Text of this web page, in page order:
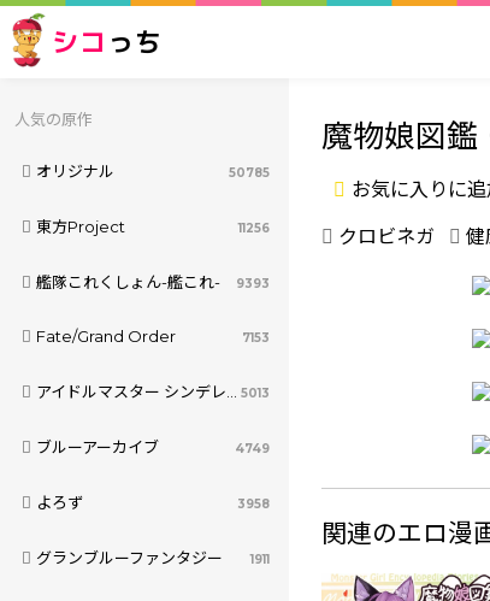
シコ っち
人気の原作
オリジナル 50785
東方Project 11256
艦隊これくしょん-艦これ- 9393
Fate/Grand Order 7153
アイドルマスター シンデレラガールズ 5013
ブルーアーカイブ 4749
よろず 3958
グランブルーファンタジー 1911
魔物娘図鑑
お気に入りに追
クロビネガ 健
関連のエロ漫